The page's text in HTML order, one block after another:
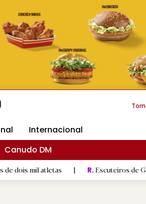
Arquidiocese Braga
Internacional
Canudo DM
atletas | R.Escuteiros de Garfe